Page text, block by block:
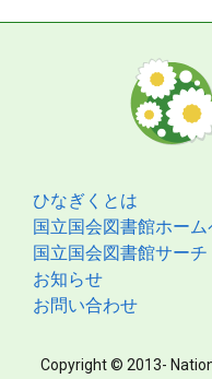
ひなぎくとは
国立国会図書館ホーム
国立国会図書館サーチ
お知らせ
お問い合わせ
Copyright © 2013-